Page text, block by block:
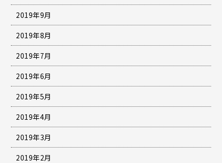
2019年9月
2019年8月
2019年7月
2019年6月
2019年5月
2019年4月
2019年3月
2019年2月